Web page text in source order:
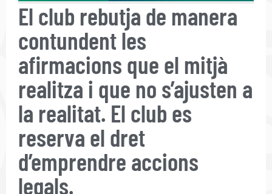
El club rebutja de manera
contundent les
afirmacions que el mitjà
realitza i que no s’ajusten a
la realitat. El club es
reserva el dret
d’emprendre accions
legals.